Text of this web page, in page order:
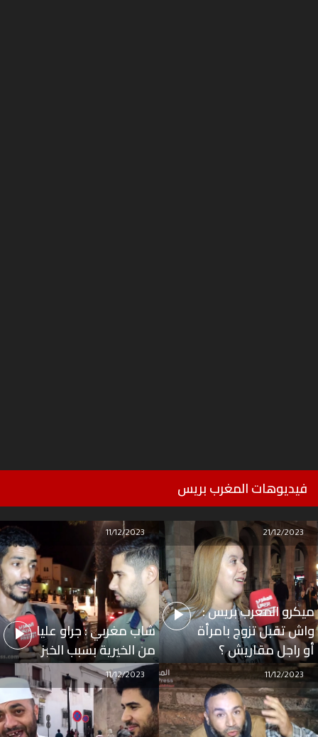
فيديوهات المغرب بريس
ميكرو المغرب بريس :
واش تقبل تزوج بامرأة
أو راجل مقاريش ؟
21/12/2023
شاب مغربي : جراو عليا
من الخيرية بسبب الخبز
11/12/2023
11/12/2023
11/12/2023